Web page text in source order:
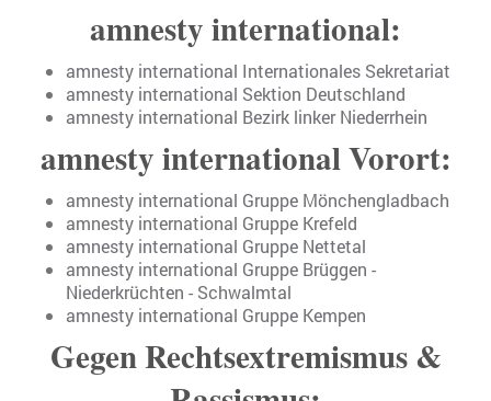
amnesty international:
amnesty international Internationales Sekretariat
amnesty international Sektion Deutschland
amnesty international Bezirk linker Niederrhein
amnesty international Vorort:
amnesty international Gruppe Mönchengladbach
amnesty international Gruppe Krefeld
amnesty international Gruppe Nettetal
amnesty international Gruppe Brüggen -
Niederkrüchten - Schwalmtal
amnesty international Gruppe Kempen
Gegen Rechtsextremismus &